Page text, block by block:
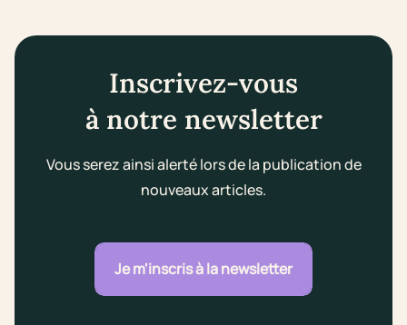
Inscrivez-vous
à notre newsletter
Vous serez ainsi alerté lors de la publication de
nouveaux articles.
Je m'inscris à la newsletter